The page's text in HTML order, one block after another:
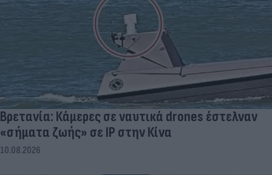
Βρετανία: Κάμερες σε ναυτικά drones έστελναν
«σήματα ζωής» σε IP στην Κίνα
10.08.2026